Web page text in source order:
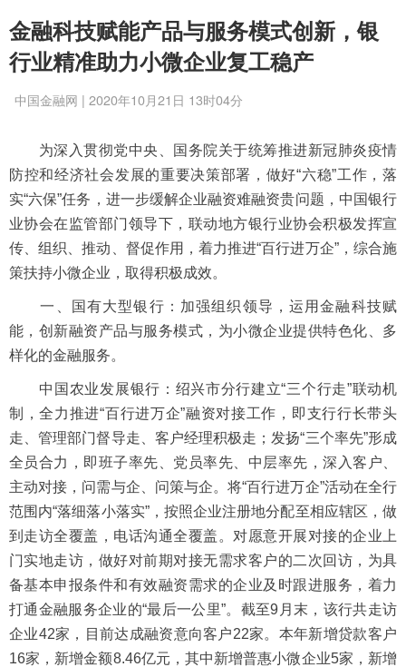
金融科技赋能产品与服务模式创新，银
行业精准助力小微企业复工稳产
中国金融网 | 2020年10月21日 13时04分
为深入贯彻党中央、国务院关于统筹推进新冠肺炎疫情
防控和经济社会发展的重要决策部署，做好“六稳”工作，落
实“六保”任务，进一步缓解企业融资难融资贵问题，中国银行
业协会在监管部门领导下，联动地方银行业协会积极发挥宣
传、组织、推动、督促作用，着力推进“百行进万企”，综合施
策扶持小微企业，取得积极成效。
一、国有大型银行：加强组织领导，运用金融科技赋
能，创新融资产品与服务模式，为小微企业提供特色化、多
样化的金融服务。
中国农业发展银行：绍兴市分行建立“三个行走”联动机
制，全力推进“百行进万企”融资对接工作，即支行行长带头
走、管理部门督导走、客户经理积极走；发扬“三个率先”形成
全员合力，即班子率先、党员率先、中层率先，深入客户、
主动对接，问需与企、问策与企。将“百行进万企”活动在全行
范围内“落细落小落实”，按照企业注册地分配至相应辖区，做
到走访全覆盖，电话沟通全覆盖。对愿意开展对接的企业上
门实地走访，做好对前期对接无需求客户的二次回访，为具
备基本申报条件和有效融资需求的企业及时跟进服务，着力
打通金融服务企业的“最后一公里”。截至9月末，该行共走访
企业42家，目前达成融资意向客户22家。本年新增贷款客户
16家，新增金额8.46亿元，其中新增普惠小微企业5家，新增